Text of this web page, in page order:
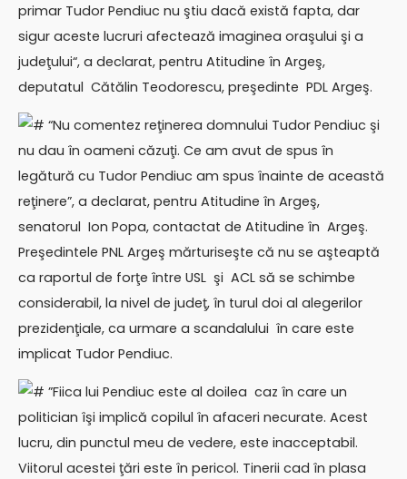
primar Tudor Pendiuc nu ştiu dacă există fapta, dar
sigur aceste lucruri afectează imaginea oraşului şi a
judeţului“, a declarat, pentru Atitudine în Argeş,
deputatul Cătălin Teodorescu, preşedinte PDL Argeş.
# “Nu comentez reţinerea domnului Tudor Pendiuc şi
nu dau în oameni căzuţi. Ce am avut de spus în
legătură cu Tudor Pendiuc am spus înainte de această
reţinere”, a declarat, pentru Atitudine în Argeş,
senatorul Ion Popa, contactat de Atitudine în Argeş.
Preşedintele PNL Argeş mărturiseşte că nu se aşteaptă
ca raportul de forţe între USL şi ACL să se schimbe
considerabil, la nivel de judeţ, în turul doi al alegerilor
prezidenţiale, ca urmare a scandalului în care este
implicat Tudor Pendiuc.
# ”Fiica lui Pendiuc este al doilea caz în care un
politician îşi implică copilul în afaceri necurate. Acest
lucru, din punctul meu de vedere, este inacceptabil.
Viitorul acestei ţări este în pericol. Tinerii cad în plasa